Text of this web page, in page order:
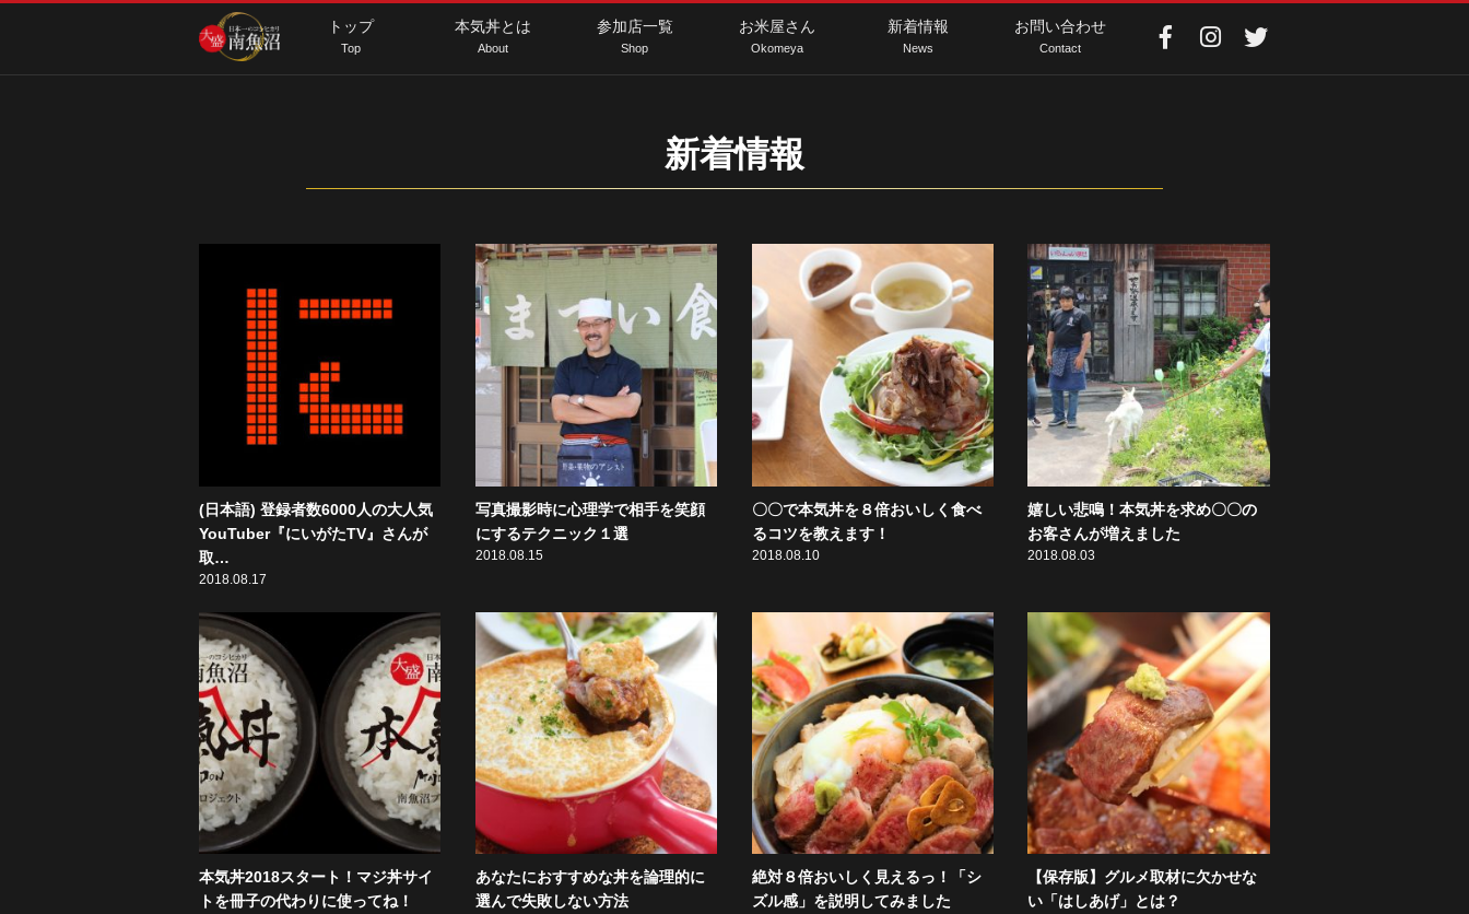
トップ
Top
本気丼とは
About
参加店一覧
Shop
お米屋さん
Okomeya
新着情報
News
お問い合わせ
Contact
新着情報
(日本語) 登録者数6000人の大人気
YouTuber『にいがたTV』さんが
取…
2018.08.17
写真撮影時に心理学で相手を笑顔
にするテクニック１選
2018.08.15
〇〇で本気丼を８倍おいしく食べ
るコツを教えます！
2018.08.10
嬉しい悲鳴！本気丼を求め〇〇の
お客さんが増えました
2018.08.03
本気丼2018スタート！マジ丼サイ
トを冊子の代わりに使ってね！
あなたにおすすめな丼を論理的に
選んで失敗しない方法
絶対８倍おいしく見えるっ！「シ
ズル感」を説明してみました
【保存版】グルメ取材に欠かせな
い「はしあげ」とは？